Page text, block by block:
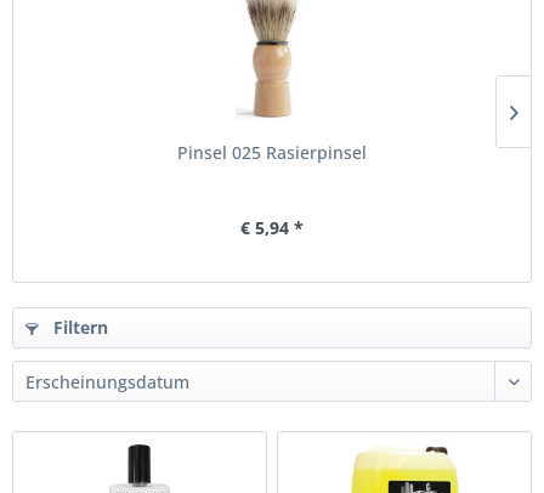
Pinsel 025 Rasierpinsel
€ 5,94 *
Filtern